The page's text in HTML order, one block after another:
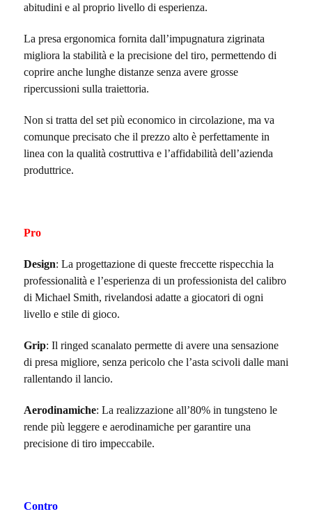
abitudini e al proprio livello di esperienza.
La presa ergonomica fornita dall’impugnatura zigrinata
migliora la stabilità e la precisione del tiro, permettendo di
coprire anche lunghe distanze senza avere grosse
ripercussioni sulla traiettoria.
Non si tratta del set più economico in circolazione, ma va
comunque precisato che il prezzo alto è perfettamente in
linea con la qualità costruttiva e l’affidabilità dell’azienda
produttrice.
Pro
Design: La progettazione di queste freccette rispecchia la
professionalità e l’esperienza di un professionista del calibro
di Michael Smith, rivelandosi adatte a giocatori di ogni
livello e stile di gioco.
Grip: Il ringed scanalato permette di avere una sensazione
di presa migliore, senza pericolo che l’asta scivoli dalle mani
rallentando il lancio.
Aerodinamiche: La realizzazione all’80% in tungsteno le
rende più leggere e aerodinamiche per garantire una
precisione di tiro impeccabile.
Contro